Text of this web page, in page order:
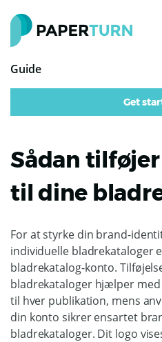
Guide
Get
Sådan
til dine
For at styrke din brand-
individuelle bladrekataloger
bladrekatalog-konto.
bladrekataloger hjælper
til hver publikation, mens
din konto sikrer ensartet
bladrekataloger. Dit logo